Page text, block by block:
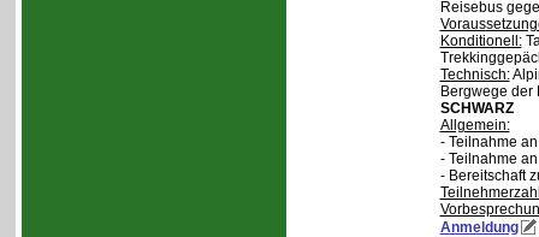
Reisebus
Konditionell:
Technisch:
Bergwege
SCHWARZ
Allgemein:
- Teilnahme
- Teilnahme
- Bereitschaft
Anmeldung